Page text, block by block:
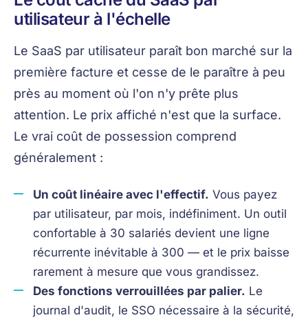
utilisateur à l'échelle
Le SaaS par utilisateur paraît bon marché sur la
première facture et cesse de le paraître à peu
près au moment où l'on n'y prête plus
attention. Le prix affiché n'est que la surface.
Le vrai coût de possession comprend
généralement :
Un coût linéaire avec l'effectif. Vous payez
par utilisateur, par mois, indéfiniment. Un outil
confortable à 30 salariés devient une ligne
récurrente inévitable à 300 — et le prix baisse
rarement à mesure que vous grandissez.
Des fonctions verrouillées par palier. Le
journal d'audit, le SSO nécessaire à la sécurité,